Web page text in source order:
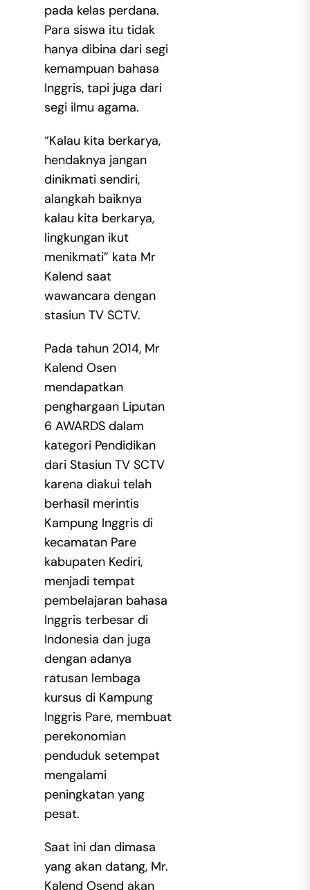
pada kelas perdana.
Para siswa itu tidak
hanya dibina dari segi
kemampuan bahasa
Inggris, tapi juga dari
segi ilmu agama.
“Kalau kita berkarya,
hendaknya jangan
dinikmati sendiri,
alangkah baiknya
kalau kita berkarya,
lingkungan ikut
menikmati” kata Mr
Kalend saat
wawancara dengan
stasiun TV SCTV.
Pada tahun 2014, Mr
Kalend Osen
mendapatkan
penghargaan Liputan
6 AWARDS dalam
kategori Pendidikan
dari Stasiun TV SCTV
karena diakui telah
berhasil merintis
Kampung Inggris di
kecamatan Pare
kabupaten Kediri,
menjadi tempat
pembelajaran bahasa
Inggris terbesar di
Indonesia dan juga
dengan adanya
ratusan lembaga
kursus di Kampung
Inggris Pare, membuat
perekonomian
penduduk setempat
mengalami
peningkatan yang
pesat.
Saat ini dan dimasa
yang akan datang, Mr.
Kalend Osend akan